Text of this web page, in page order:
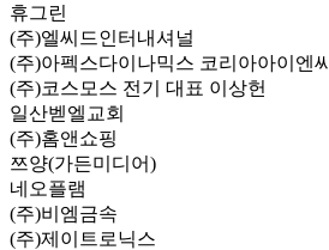
휴그린
(주)엘씨드인터내셔널
(주)아펙스다이나믹스 코리아아이엔씨
(주)코스모스 전기 대표 이상헌
일산벧엘교회
(주)홈앤쇼핑
쯔양(가든미디어)
네오플램
(주)비엠금속
(주)제이트로닉스